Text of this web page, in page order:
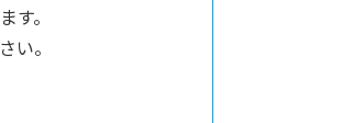
。
い。